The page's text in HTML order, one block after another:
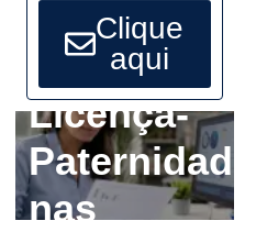
Clique
aqui
Licença-
Paternidade
nas